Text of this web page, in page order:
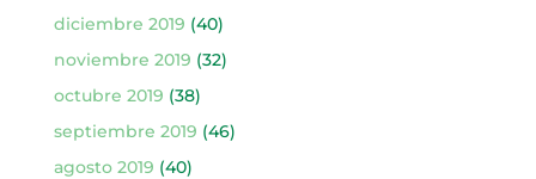
diciembre 2019 (40)
noviembre 2019 (32)
octubre 2019 (38)
septiembre 2019 (46)
agosto 2019 (40)